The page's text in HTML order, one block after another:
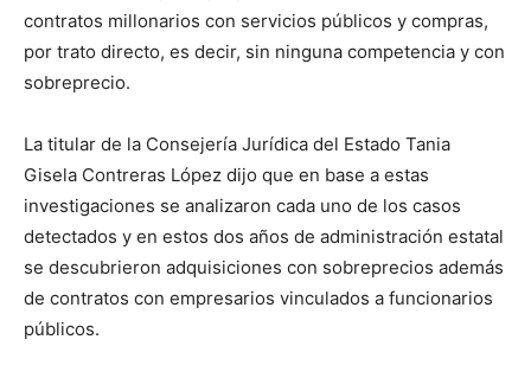
contratos millonarios con servicios públicos y compras,
por trato directo, es decir, sin ninguna competencia y con
sobreprecio.
La titular de la Consejería Jurídica del Estado Tania
Gisela Contreras López dijo que en base a estas
investigaciones se analizaron cada uno de los casos
detectados y en estos dos años de administración estatal
se descubrieron adquisiciones con sobreprecios además
de contratos con empresarios vinculados a funcionarios
públicos.